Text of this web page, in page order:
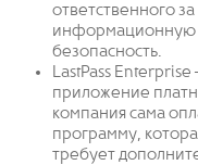
ответственного за
информационную
безопасность.
LastPass Enterprise
приложение
компания сама
программу,
требует